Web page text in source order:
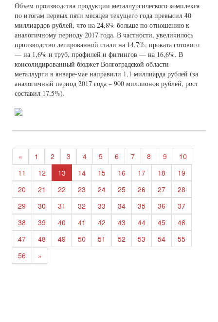
Объем производства продукции металлургического комплекса
по итогам первых пяти месяцев текущего года превысил 40
миллиардов рублей, что на 24,8% больше по отношению к
аналогичному периоду 2017 года. В частности, увеличилось
производство легированной стали на 14,7%, проката готового
— на 1,6% и труб, профилей и фитингов — на 16,6%. В
консолидированный бюджет Волгоградской области
металлурги в январе-мае направили 1,1 миллиарда рублей (за
аналогичный период 2017 года – 900 миллионов рублей, рост
составил 17,5%).
« 1 2 3 4 5 6 7 8 9
10
11
12 13 14 15 16 17 18
19
20
21 22 23 24 25 26 27
28
29
30 31 32 33 34 35 36
37
38
39 40 41 42 43 44 45
46
47
48 49 50 51 52 53 54
55
56
»